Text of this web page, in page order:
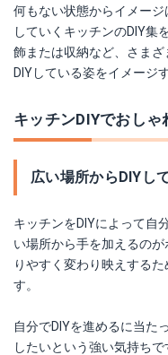
何もない状態からイメー
していくキッチンのDIY集
飾または収納など、さま
DIYしている姿をイメージ
キッチンDIYでおし
広い場所からDIYし
キッチンをDIYによって自
い場所から手を加えるの
りやすく変わり映えする
す。
自分でDIYを進めるに当た
したいという強い気持ち